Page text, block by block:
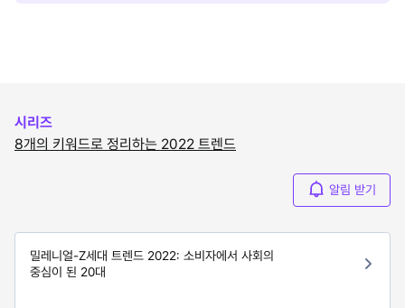
시리즈
8개의 키워드로 정리하는 2022 트렌드
알림 받기
밀레니얼-Z세대 트렌드 2022: 소비자에서 사회의
중심이 된 20대